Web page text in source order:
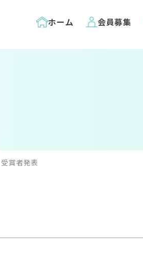
ホーム 会員募集
賞者発表